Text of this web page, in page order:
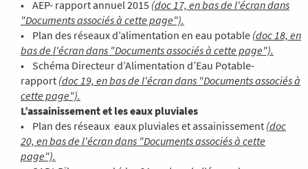
• AEP- rapport annuel 2015 (doc 17, en bas de l'écran dans
"Documents associés à cette page").
• Plan des réseaux d’alimentation en eau potable (doc 18, en
bas de l'écran dans "Documents associés à cette page").
• Schéma Directeur d’Alimentation d’Eau Potable-
rapport (doc 19, en bas de l'écran dans "Documents associés à
cette page").
L’assainissement et les eaux pluviales
• Plan des réseaux eaux pluviales et assainissement (doc
20, en bas de l'écran dans "Documents associés à cette
page").